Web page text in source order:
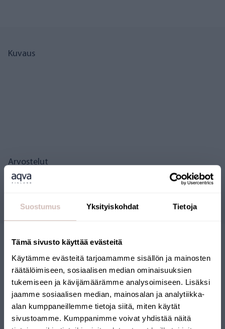
Suostumus Yksityiskohdat Tietoja
Tämä sivusto käyttää evästeitä
Käytämme evästeitä tarjoamamme sisällön ja mainosten
räätälöimiseen, sosiaalisen median ominaisuuksien
tukemiseen ja kävijämäärämme analysoimiseen. Lisäksi
jaamme sosiaalisen median, mainosalan ja analytiikka-
alan kumppaneillemme tietoja siitä, miten käytät
sivustoamme. Kumppanimme voivat yhdistää näitä
Kuvaus
Arvostelut
SUOMALAINEN